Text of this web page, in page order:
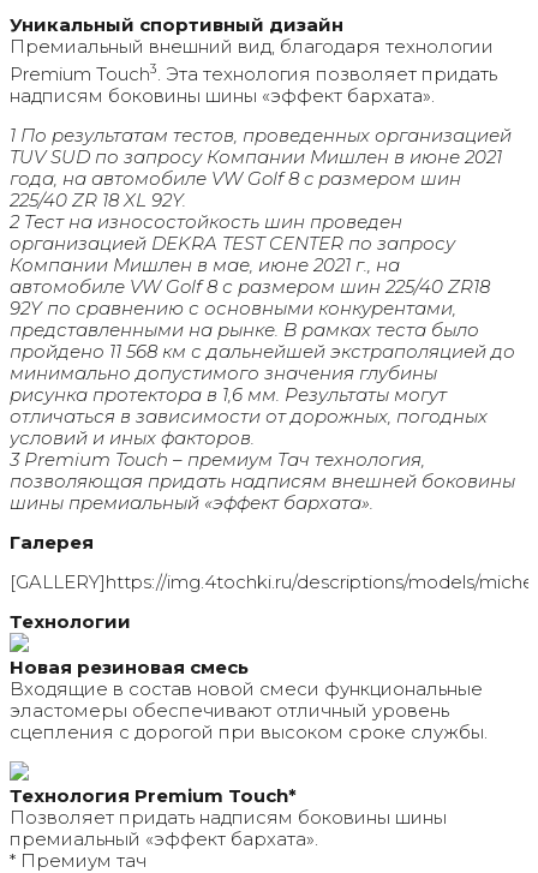
Уникальный спортивный дизайн
Премиальный внешний вид, благодаря технологии
Premium Touch3. Эта технология позволяет придать
надписям боковины шины «эффект бархата».
1 По результатам тестов, проведенных организацией
TUV SUD по запросу Компании Мишлен в июне 2021
года, на автомобиле VW Golf 8 c размером шин
225/40 ZR 18 XL 92Y.
2 Тест на износостойкость шин проведен
организацией DEKRA TEST CENTER по запросу
Компании Мишлен в мае, июне 2021 г., на
автомобиле VW Golf 8 с размером шин 225/40 ZR18
92Y по сравнению с основными конкурентами,
представленными на рынке. В рамках теста было
пройдено 11 568 км с дальнейшей экстраполяцией до
минимально допустимого значения глубины
рисунка протектора в 1,6 мм. Результаты могут
отличаться в зависимости от дорожных, погодных
условий и иных факторов.
3 Premium Touch – премиум Тач технология,
позволяющая придать надписям внешней боковины
шины премиальный «эффект бархата».
Галерея
[GALLERY]https://img.4tochki.ru/descriptions/models/
Технологии
Новая резиновая смесь
Входящие в состав новой смеси функциональные
эластомеры обеспечивают отличный уровень
сцепления с дорогой при высоком сроке службы.
Технология Premium Touch*
Позволяет придать надписям боковины шины
премиальный «эффект бархата».
* Премиум тач